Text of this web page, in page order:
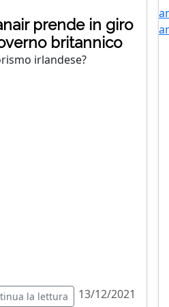
prende in giro
britannico
irlandese?
la lettura 13/12/2021